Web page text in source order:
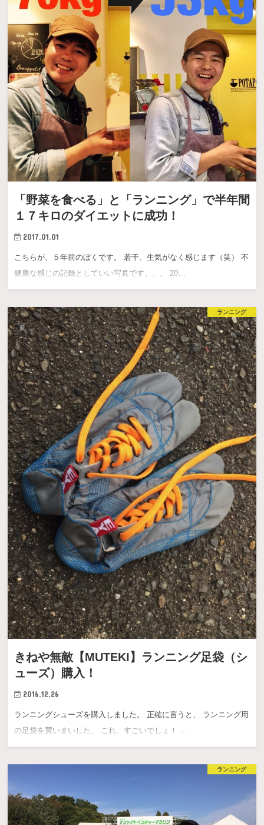
「野菜を食べる」と「ランニング」で半年間
１７キロのダイエットに成功！
2017.01.01
こちらが、５年前のぼくです。 若干、生気がなく感じます（笑） 不
健康な感じの記録としていい写真です。。。 20…
ランニング
きねや無敵【MUTEKI】ランニング足袋（シ
ューズ）購入！
2016.12.26
ランニングシューズを購入しました。 正確に言うと、 ランニング用
の足袋を買いまいした。 これ、すごいでしょ！ …
ランニング